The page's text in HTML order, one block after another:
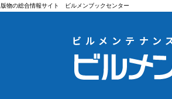
版物の総合情報サイト ビルメンブックセンター